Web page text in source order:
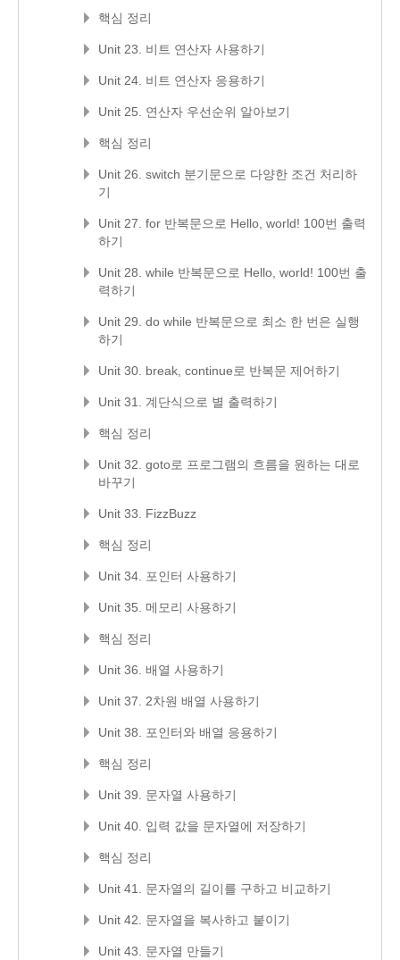
핵심 정리
Unit 23. 비트 연산자 사용하기
Unit 24. 비트 연산자 응용하기
Unit 25. 연산자 우선순위 알아보기
핵심 정리
Unit 26. switch 분기문으로 다양한 조건 처리하
기
Unit 27. for 반복문으로 Hello, world! 100번 출력
하기
Unit 28. while 반복문으로 Hello, world! 100번 출
력하기
Unit 29. do while 반복문으로 최소 한 번은 실행
하기
Unit 30. break, continue로 반복문 제어하기
Unit 31. 계단식으로 별 출력하기
핵심 정리
Unit 32. goto로 프로그램의 흐름을 원하는 대로
바꾸기
Unit 33. FizzBuzz
핵심 정리
Unit 34. 포인터 사용하기
Unit 35. 메모리 사용하기
핵심 정리
Unit 36. 배열 사용하기
Unit 37. 2차원 배열 사용하기
Unit 38. 포인터와 배열 응용하기
핵심 정리
Unit 39. 문자열 사용하기
Unit 40. 입력 값을 문자열에 저장하기
핵심 정리
Unit 41. 문자열의 길이를 구하고 비교하기
Unit 42. 문자열을 복사하고 붙이기
Unit 43. 문자열 만들기